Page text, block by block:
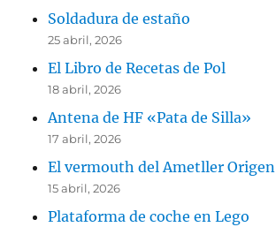
Soldadura de estaño
25 abril, 2026
El Libro de Recetas de Pol
18 abril, 2026
Antena de HF «Pata de Silla»
17 abril, 2026
El vermouth del Ametller Origen
15 abril, 2026
Plataforma de coche en Lego